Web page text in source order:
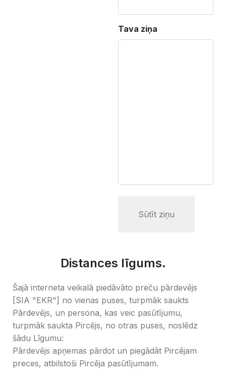
Tava ziņa
Distances līgums.
Šajā interneta veikalā piedāvāto preču pārdevējs
[SIA "EKR"] no vienas puses, turpmāk saukts
Pārdevējs, un persona, kas veic pasūtījumu,
turpmāk saukta Pircējs, no otras puses, noslēdz
šādu Līgumu:
Pārdevējs apņemas pārdot un piegādāt Pircējam
preces, atbilstoši Pircēja pasūtījumam.